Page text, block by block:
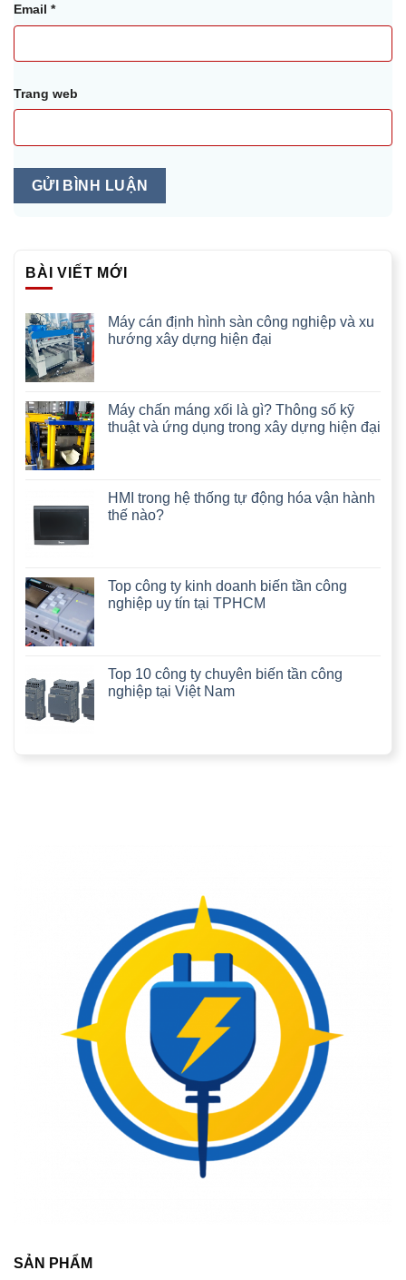
Email *
Trang web
BÀI VIẾT MỚI
Máy cán định hình sàn công nghiệp và xu
hướng xây dựng hiện đại
Máy chấn máng xối là gì? Thông số kỹ
thuật và ứng dụng trong xây dựng hiện đại
HMI trong hệ thống tự động hóa vận hành
thế nào?
Top công ty kinh doanh biến tần công
nghiệp uy tín tại TPHCM
Top 10 công ty chuyên biến tần công
nghiệp tại Việt Nam
SẢN PHẨM